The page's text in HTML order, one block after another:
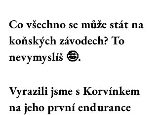
Co všechno se může stát na
koňských závodech? To
nevymyslíš 🤪.
Vyrazili jsme s Korvínkem
na jeho první endurance